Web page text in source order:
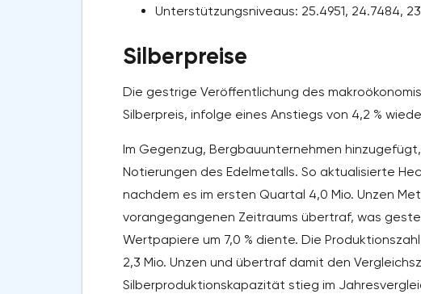
Unterstützungsniveaus: 25.4951, 24.7484,
Silberpreise
Die gestrige Veröffentlichung des
Silberpreis, infolge eines Anstiegs von 4,2 %
Im Gegenzug, Bergbauunternehmen
Notierungen des Edelmetalls. So aktualisierte
nachdem es im ersten Quartal 4,0 Mio. Unzen
vorangegangenen Zeitraums übertraf, was
Wertpapiere um 7,0 % diente. Die
2,3 Mio. Unzen und übertraf damit den
Silberproduktionskapazität stieg im